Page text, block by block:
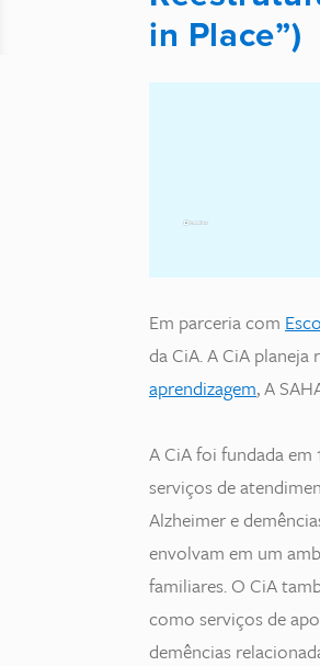
in Place”)
Em parceria com
da CiA. A CiA
aprendizagem, A
A CiA foi fundada em
serviços de
Alzheimer e
envolvam em um
familiares. O CiA
como serviços de
demências